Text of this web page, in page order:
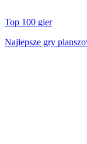
Top 100 gier
Najlepsze gry